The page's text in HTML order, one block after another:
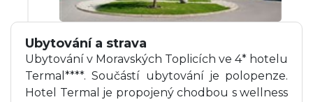
Ubytování a strava
Ubytování v Moravských Toplicích ve 4* hotelu
Termal****. Součástí ubytování je polopenze.
Hotel Termal je propojený chodbou s wellness